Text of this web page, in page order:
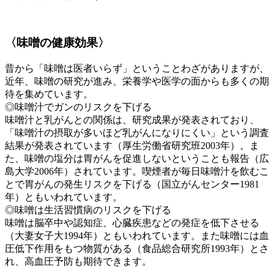
〈味噌の健康効果〉
昔から「味噌は医者いらず」ということわざがありますが、
近年、味噌の研究が進み、栄養学や医学の面からも多くの期
待を集めています。
◎味噌汁でガンのリスクを下げる
味噌汁と乳がんとの関係は、研究成果が発表されており、
「味噌汁の摂取が多いほど乳がんになりにくい」という調査
結果が発表されています（厚生労働省研究班2003年）。ま
た、味噌の塩分は胃がんを促進しないということも報告（広
島大学2006年）されています。喫煙者が毎日味噌汁を飲むこ
とで胃がんの発生リスクを下げる（国立がんセンター1981
年）ともいわれています。
◎味噌は生活習慣病のリスクを下げる
味噌は脳卒中や認知症、心臓疾患などの発症を低下させる
（大妻女子大1994年）ともいわれています。また味噌には血
圧低下作用をもつ物質がある（食品総合研究所1993年）とさ
れ、高血圧予防も期待できます。